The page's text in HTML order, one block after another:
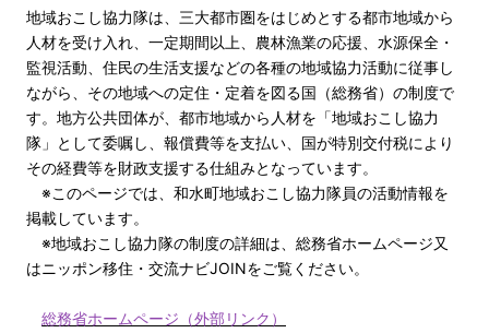
地域おこし協力隊は、三大都市圏をはじめとする都市地域から
人材を受け入れ、一定期間以上、農林漁業の応援、水源保全・
監視活動、住民の生活支援などの各種の地域協力活動に従事し
ながら、その地域への定住・定着を図る国（総務省）の制度で
す。地方公共団体が、都市地域から人材を「地域おこし協力
隊」として委嘱し、報償費等を支払い、国が特別交付税により
その経費等を財政支援する仕組みとなっています。
※このページでは、和水町地域おこし協力隊員の活動情報を
掲載しています。
※地域おこし協力隊の制度の詳細は、総務省ホームページ又
はニッポン移住・交流ナビJOINをご覧ください。
総務省ホームページ（外部リンク）